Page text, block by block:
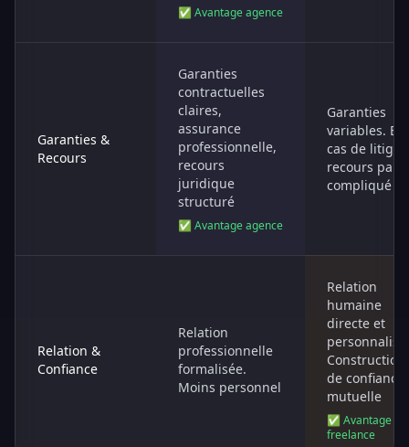
✅ Avantage agence
Garanties &
Recours
Garanties
contractuelles
claires,
assurance
professionnelle,
recours
juridique
structuré
✅ Avantage agence
Garanties
variables. En
cas de litige,
recours
compliqué
Relation &
Confiance
Relation
professionnelle
formalisée.
Moins personnel
Relation
humaine
directe et
Construction
de confiance
mutuelle
✅ Avantage
freelance